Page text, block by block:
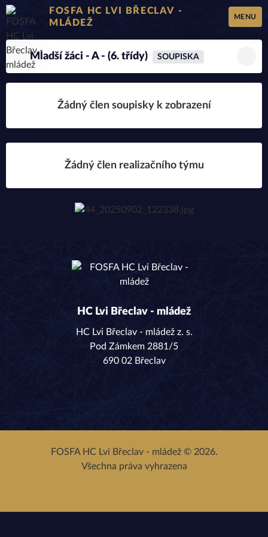
FOSFA HC LVI BŘECLAV -
MLÁDEŽ
MENU
Mladší žáci - A - (6. třídy) SOUPISKA
Žádný člen realizačního týmu
Žádný člen soupisky k zobrazení
HC Lvi Břeclav - mládež
HC Lvi Břeclav - mládež z. s.
Pod Zámkem 2881/5
690 02 Břeclav
FOSFA HC Lvi Břeclav - mládež © 2026.
Všechna práva vyhrazena